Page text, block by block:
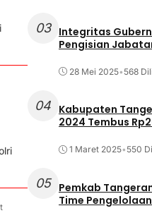
03
Integritas
Pengisian
28 Mei 2025• 568
04 Kabupaten
2024 Tembus
1 Maret 2025• 550
05
Pemkab
Time